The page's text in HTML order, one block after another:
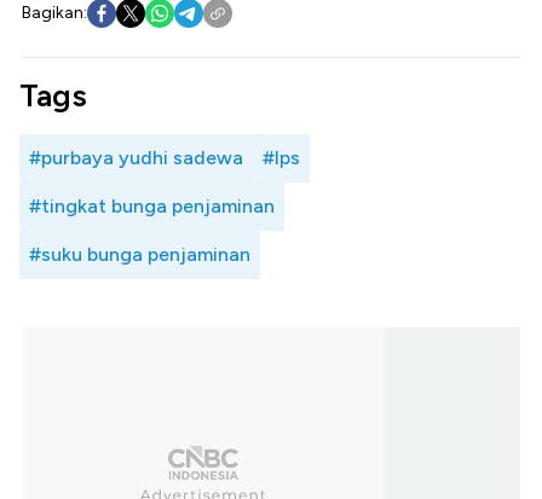
Bagikan:
Tags
#purbaya yudhi sadewa #lps
#tingkat bunga penjaminan
#suku bunga penjaminan